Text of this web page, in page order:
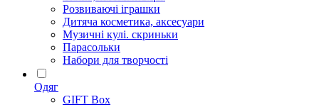
Розвиваючі іграшки
Дитяча косметика, аксесуари
Музичні кулі. скриньки
Парасольки
Набори для творчості
Одяг
GIFT Box